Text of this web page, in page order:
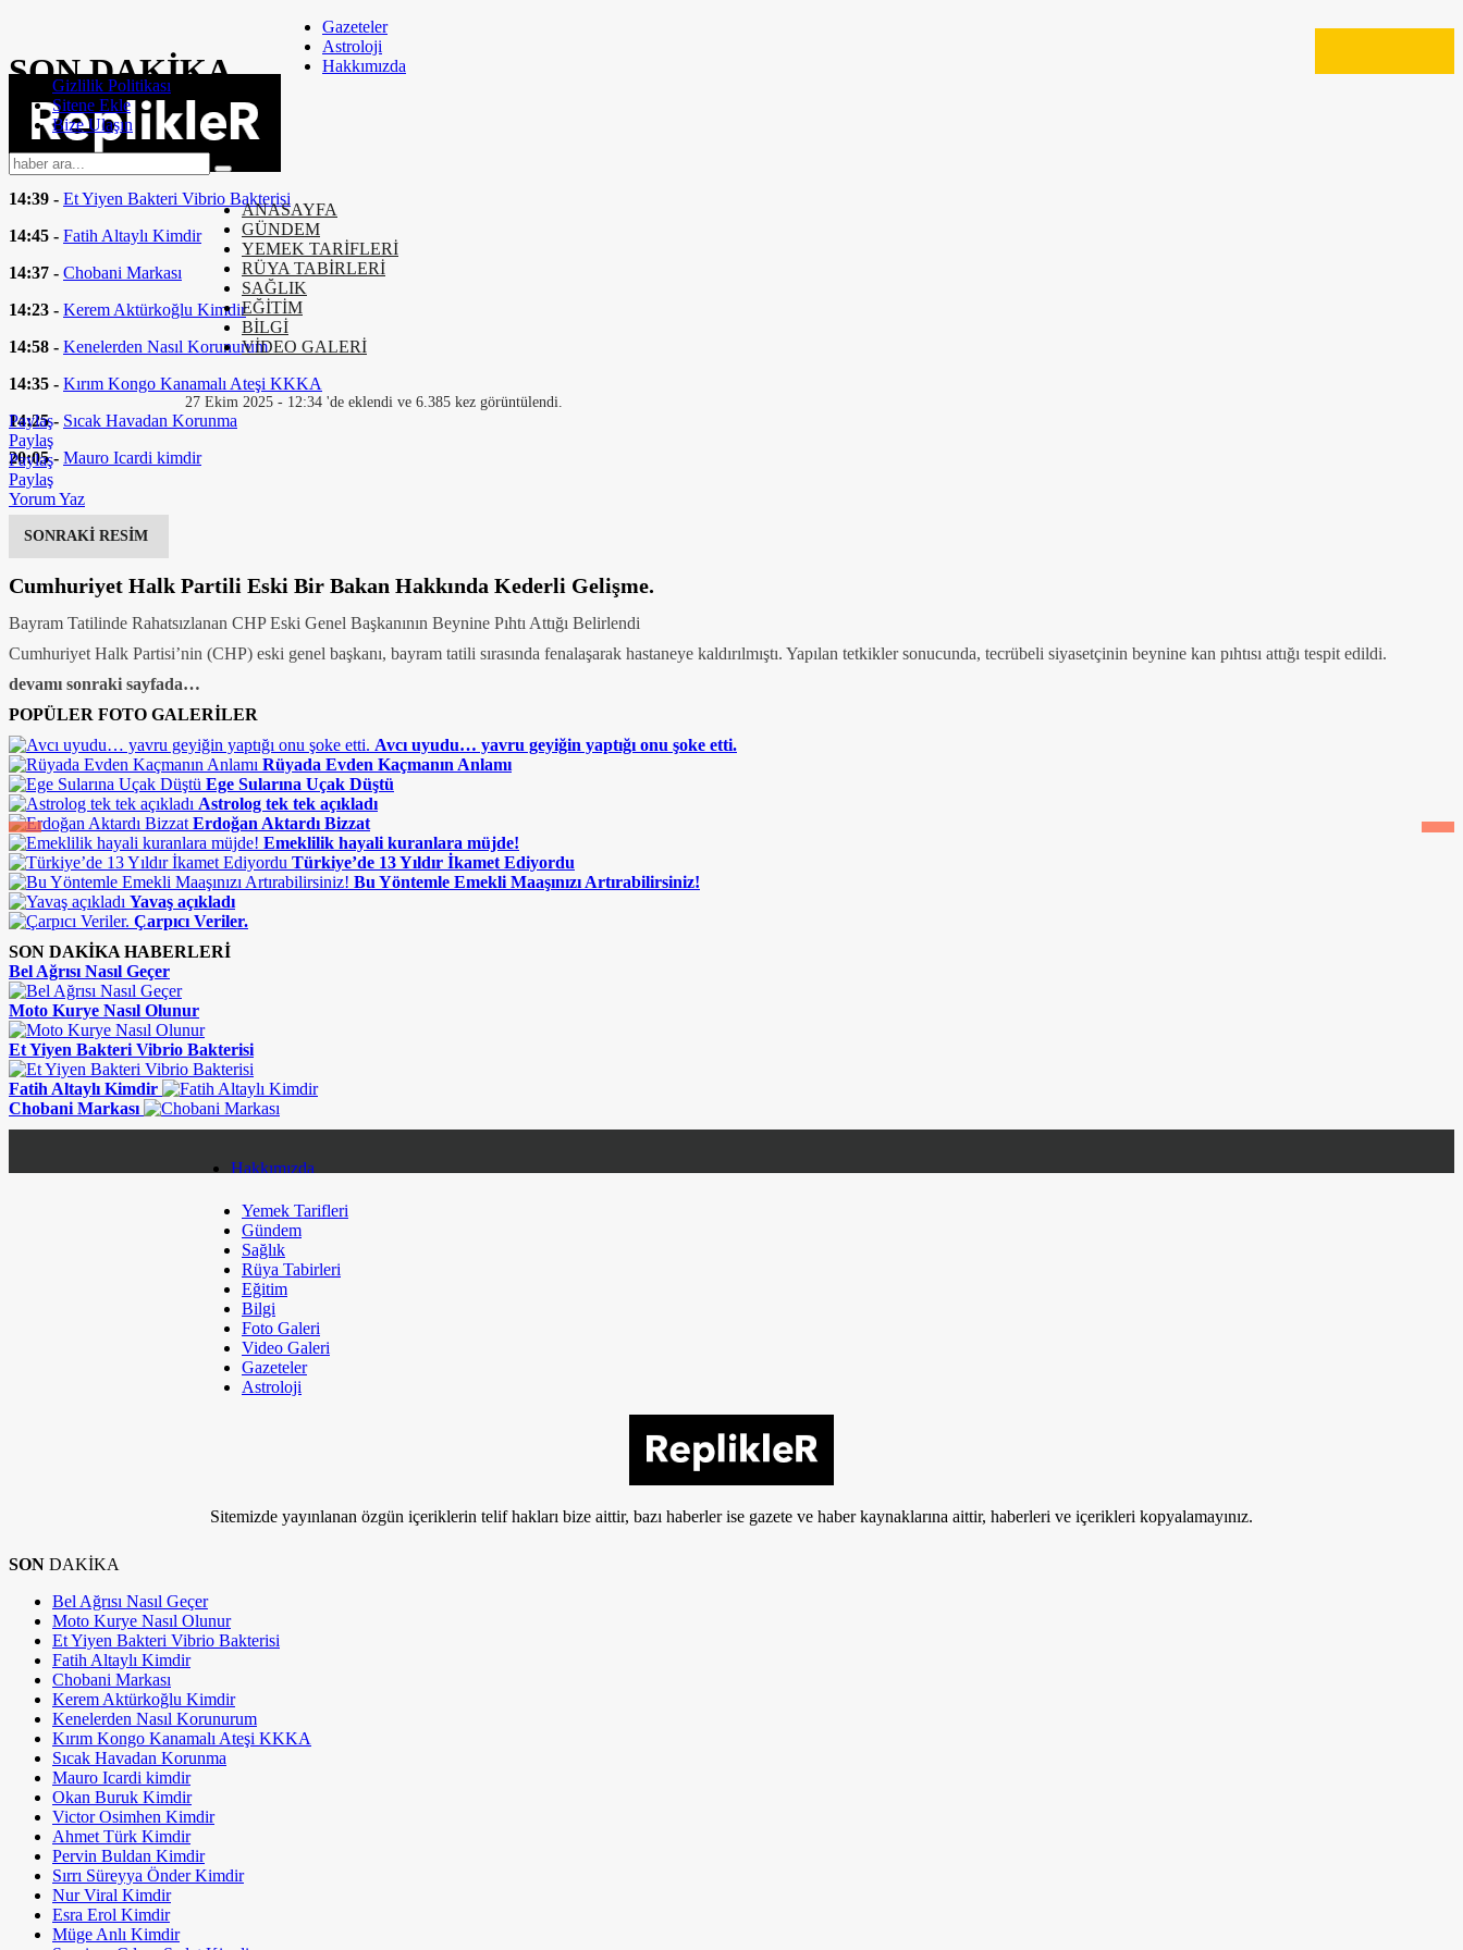
SON DAKİKA
14:58 -Bel Ağrısı Nasıl Geçer
14:44 -Moto Kurye Nasıl Olunur
14:39 - Et Yiyen Bakteri Vibrio Bakterisi
14:45 - Fatih Altaylı Kimdir
14:37 - Chobani Markası
14:23 - Kerem Aktürkoğlu Kimdir
14:58 - Kenelerden Nasıl Korunurum
14:35 - Kırım Kongo Kanamalı Ateşi KKKA
14:25 - Sıcak Havadan Korunma
20:05 - Mauro Icardi kimdir
Gazeteler
Astroloji
Hakkımızda
Gizlilik Politikası
Sitene Ekle
Bize Ulaşın
ANASAYFA
GÜNDEM
YEMEK TARİFLERİ
RÜYA TABİRLERİ
SAĞLIK
EĞİTİM
BİLGİ
VİDEO GALERİ
27 Ekim 2025 - 12:34 'de eklendi ve 6.385 kez görüntülendi.
Paylaş
Paylaş
Paylaş
Paylaş
Yorum Yaz
SONRAKİ RESİM
Cumhuriyet Halk Partili Eski Bir Bakan Hakkında Kederli Gelişme.
Bayram Tatilinde Rahatsızlanan CHP Eski Genel Başkanının Beynine Pıhtı Attığı Belirlendi
Cumhuriyet Halk Partisi’nin (CHP) eski genel başkanı, bayram tatili sırasında fenalaşarak hastaneye kaldırılmıştı. Yapılan tetkikler sonucunda, tecrübeli siyasetçinin beynine kan pıhtısı attığı tespit edildi.
devamı sonraki sayfada…
POPÜLER FOTO GALERİLER
Avcı uyudu… yavru geyiğin yaptığı onu şoke etti.
Rüyada Evden Kaçmanın Anlamı
Ege Sularına Uçak Düştü
Astrolog tek tek açıkladı
Erdoğan Aktardı Bizzat
Emeklilik hayali kuranlara müjde!
Türkiye’de 13 Yıldır İkamet Ediyordu
Bu Yöntemle Emekli Maaşınızı Artırabilirsiniz!
Yavaş açıkladı
Çarpıcı Veriler.
SON DAKİKA HABERLERİ
Bel Ağrısı Nasıl Geçer
Moto Kurye Nasıl Olunur
Et Yiyen Bakteri Vibrio Bakterisi
Fatih Altaylı Kimdir
Chobani Markası
Hakkımızda
Gizlilik Politikası
Topluluk Kuralları
Çerez Politikaları
Kullanım Koşulları
Künye
Yemek Tarifleri
Gündem
Sağlık
Rüya Tabirleri
Eğitim
Bilgi
Foto Galeri
Video Galeri
Gazeteler
Astroloji
Sitemizde yayınlanan özgün içeriklerin telif hakları bize aittir, bazı haberler ise gazete ve haber kaynaklarına aittir, haberleri ve içerikleri kopyalamayınız.
SON DAKİKA
Bel Ağrısı Nasıl Geçer
Moto Kurye Nasıl Olunur
Et Yiyen Bakteri Vibrio Bakterisi
Fatih Altaylı Kimdir
Chobani Markası
Kerem Aktürkoğlu Kimdir
Kenelerden Nasıl Korunurum
Kırım Kongo Kanamalı Ateşi KKKA
Sıcak Havadan Korunma
Mauro Icardi kimdir
Okan Buruk Kimdir
Victor Osimhen Kimdir
Ahmet Türk Kimdir
Pervin Buldan Kimdir
Sırrı Süreyya Önder Kimdir
Nur Viral Kimdir
Esra Erol Kimdir
Müge Anlı Kimdir